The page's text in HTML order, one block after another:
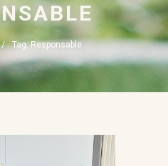
Tag: Responsable